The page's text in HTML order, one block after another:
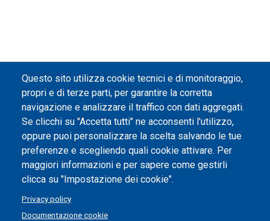
Questo sito utilizza cookie tecnici e di monitoraggio,
propri e di terze parti, per garantire la corretta
navigazione e analizzare il traffico con dati aggregati.
Se clicchi su "Accetta tutti" ne acconsenti l'utilizzo,
oppure puoi personalizzare la scelta salvando le tue
preferenze e scegliendo quali cookie attivare. Per
maggiori informazioni e per sapere come gestirli
clicca su "Impostazione dei cookie".
Privacy policy
Documentazione cookie